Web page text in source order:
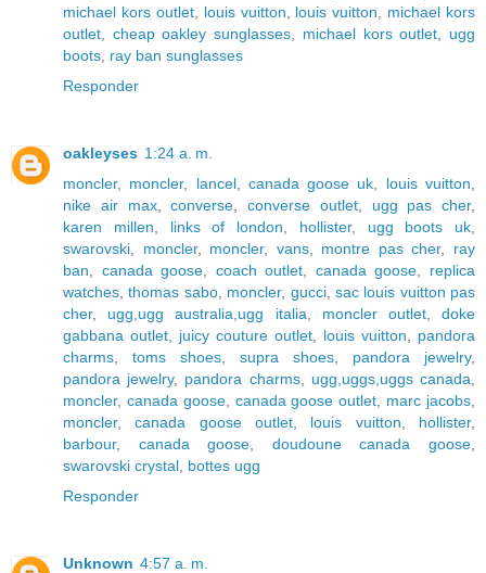
michael kors outlet, louis vuitton louis vuitton
michael kors
outlet
cheap oakley sunglasses michael kors outlet
ugg
boots ray ban sunglasses
Responder
oakleyses 1:24 a. m.
moncler, moncler, lancel, canada goose uk louis vuitton
nike air max,converse converse outlet, ugg pas cher,
karen millen
links of london hollister, ugg boots uk
swarovski
moncler, moncler, vans, montre pas cher, ray
ban
canada goose coach outlet canada goose
replica
watches ,thomas sabo, moncler, gucci, sac louis vuitton pas
cher, ugg,ugg australia,ugg italia moncler outlet,doke
gabbana outlet
juicy couture outlet louis vuitton
pandora
charms
toms shoes supra shoes pandora jewelry,
pandora jewelry, pandora charms, ugg,uggs,uggs canada
moncler, canada goose, canada goose outlet marc jacobs
moncler,canada goose outlet louis vuitton hollister,
barbour, canada goose doudoune canada goose
swarovski crystal bottes ugg
Responder
Unknown 4:57 a. m.